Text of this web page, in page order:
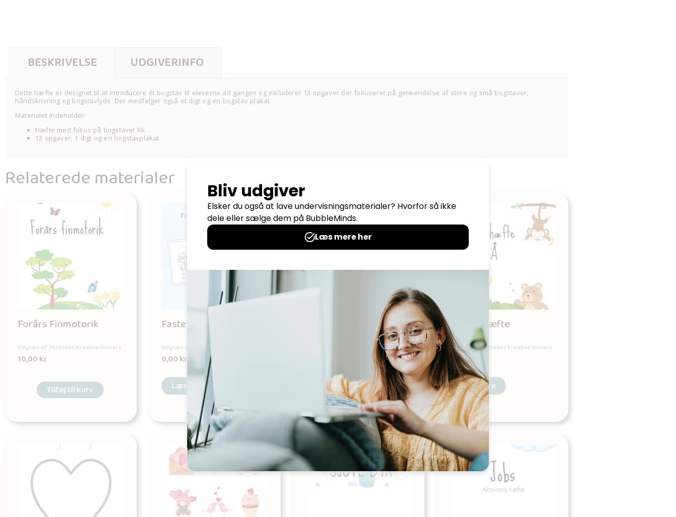
BESKRIVELSE UDGIVERINFO
Dette hæfte er designet til at introducere ét bogstav til eleverne ad gangen og inkluderer 13 opgaver der fokuserer på genkendelse af store og små bogstaver,
håndskrivning og bogstavlyde. Der medfølger også et digt og en bogstav plakat.
Materialet indeholder:
Hæfte med fokus på bogstavet Kk
13 opgaver, 1 digt og en bogstavplakat
Relaterede materialer
Forårs Finmotorik
Udgives af: Michelles Kreative Univers
10,00kr
Tilføj til kurv
Fastelavn malebog
Udgives af: Michelles Kreative Univers
0,00kr
Læs mere
Udgives af: Michelles Kreative Univers
Tilføj til kurv
Alfabethæfte
Udgives af: Michelles Kreative Univers
0,00kr
Læs mere